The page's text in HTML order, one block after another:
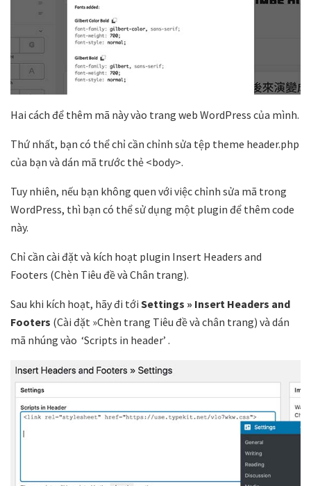
Hai cách để thêm mã này vào trang web WordPress của mình.
Thứ nhất, bạn có thể chỉ cần chỉnh sửa tệp theme header.php
của bạn và dán mã trước thẻ <body>.
Tuy nhiên, nếu bạn không quen với việc chỉnh sửa mã trong
WordPress, thì bạn có thể sử dụng một plugin để thêm code
này.
Chỉ cần cài đặt và kích hoạt plugin Insert Headers and
Footers (Chèn Tiêu đề và Chân trang).
Sau khi kích hoạt, hãy đi tới Settings » Insert Headers and
Footers (Cài đặt »Chèn trang Tiêu đề và chân trang) và dán
mã nhúng vào ‘Scripts in header’ .